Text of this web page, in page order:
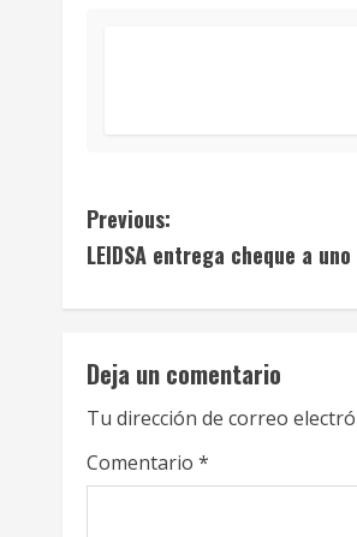
C
o
n
t
i
n
Previous:
LEIDSA entrega cheque a
Deja un comentario
Tu dirección de correo
Comentario *